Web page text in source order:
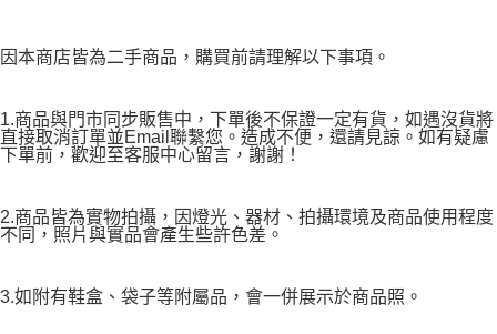
請求用戶進行身份認證。
因本商店皆為二手商品，購買前請理解以下事項。
1.商品與門市同步販售中，下單後不保證一定有貨，如遇沒貨將
直接取消訂單並Email聯繫您。造成不便，還請見諒。如有疑慮
下單前，歡迎至客服中心留言，謝謝！
2.商品皆為實物拍攝，因燈光、器材、拍攝環境及商品使用程度
不同，照片與實品會產生些許色差。
3.如附有鞋盒、袋子等附屬品，會一併展示於商品照。